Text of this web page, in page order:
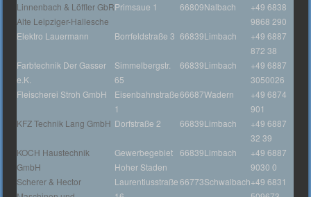
Linnenbach & Löffler GbR
Alte Leipziger-Hallesche
Primsaue 1 66809Nalbach
+49 6838
9868 290
Elektro Lauermann
Borrfeldstraße 3 66839Limbach
+49 6887
872 38
Farbtechnik Der Gasser
e.K.
Simmelbergstr.
65
66839Limbach
+49 6887
3050026
Fleischerei Stroh GmbH
Eisenbahnstraße
1
66687Wadern
+49 6874
901
KFZ Technik Lang GmbH Dorfstraße 2 66839Limbach
+49 6887
32 39
KOCH Haustechnik
GmbH
Gewerbegebiet
Hoher Staden
66839Limbach
+49 6887
9030 0
Scherer & Hector
Laurentiusstraße 66773Schwalbach+49 6831